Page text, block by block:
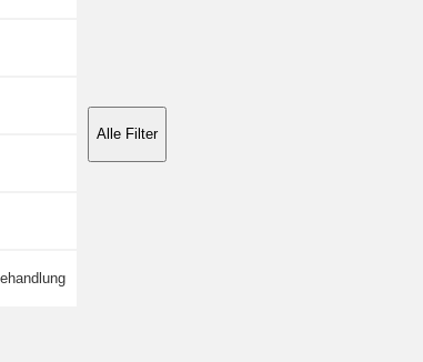
Alle Filter